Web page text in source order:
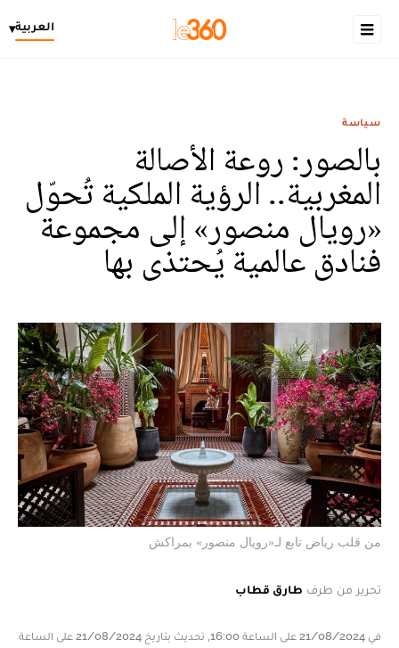
العربية▾
سياسة
بالصور: روعة الأصالة
المغربية.. الرؤية الملكية تُحوّل
«رويال منصور» إلى مجموعة
فنادق عالمية يُحتذى بها
من قلب رياض تابع لـ«رويال منصور» بمراكش
تحرير من طرف طارق قطاب
في 21/08/2024 على الساعة 16:00, تحديث بتاريخ 21/08/2024 على الساعة